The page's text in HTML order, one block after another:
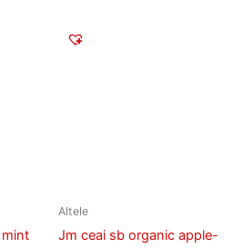
Altele
Jm ceai sb organic apple-